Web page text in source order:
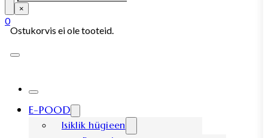
×
0
Ostukorvis ei ole tooteid.
E-POOD
Isiklik hügieen